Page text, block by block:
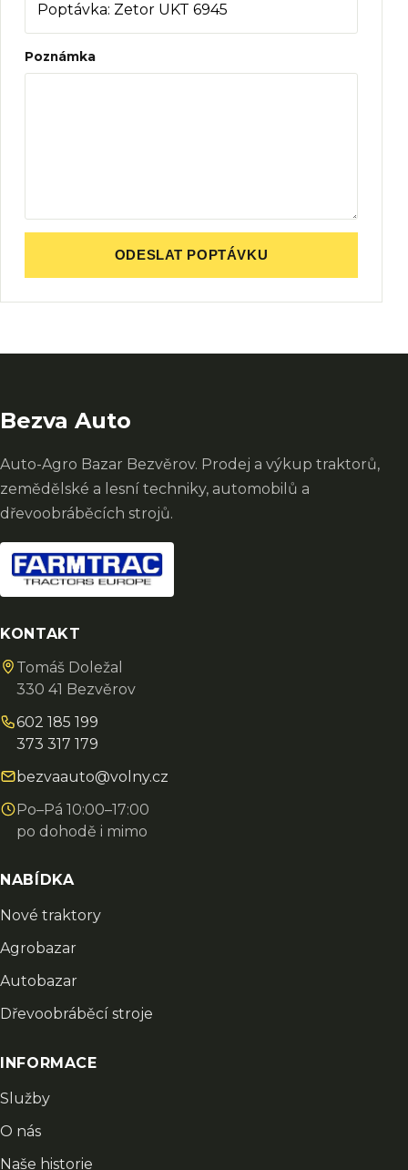
Poznámka
ODESLAT POPTÁVKU
Bezva Auto
Auto-Agro Bazar Bezvěrov. Prodej a výkup traktorů,
zemědělské a lesní techniky, automobilů a
dřevoobráběcích strojů.
KONTAKT
Tomáš Doležal
330 41 Bezvěrov
602 185 199
373 317 179
bezvaauto@volny.cz
Po–Pá 10:00–17:00
po dohodě i mimo
NABÍDKA
Nové traktory
Agrobazar
Autobazar
Dřevoobráběcí stroje
INFORMACE
Služby
O nás
Naše historie